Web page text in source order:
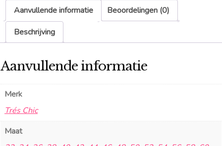
Aanvullende informatie
Beoordelingen (0)
Beschrijving
Aanvullende informatie
Merk
Trés Chic
Maat